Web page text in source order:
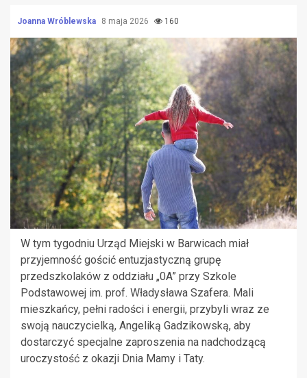
Joanna Wróblewska 8 maja 2026 160
W tym tygodniu Urząd Miejski w Barwicach miał
przyjemność gościć entuzjastyczną grupę
przedszkolaków z oddziału „0A” przy Szkole
Podstawowej im. prof. Władysława Szafera. Mali
mieszkańcy, pełni radości i energii, przybyli wraz ze
swoją nauczycielką, Angeliką Gadzikowską, aby
dostarczyć specjalne zaproszenia na nadchodzącą
uroczystość z okazji Dnia Mamy i Taty.